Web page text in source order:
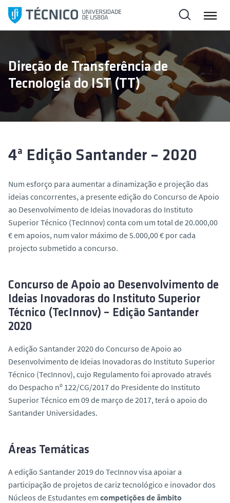
l
a
Direção de Transferência de
Tecnologia do IST (TT)
4ª Edição Santander – 2020
Num esforço para aumentar a dinamização e projeção das
ideias concorrentes, a presente edição do Concurso de Apoio
ao Desenvolvimento de Ideias Inovadoras do Instituto
Superior Técnico (TecInnov) conta com um total de 20.000,00
€ em apoios, num valor máximo de 5.000,00 € por cada
projecto submetido a concurso.
Concurso de Apoio ao Desenvolvimento de
Ideias Inovadoras do Instituto Superior
Técnico (TecInnov) – Edição Santander
2020
A edição Santander 2020 do Concurso de Apoio ao
Desenvolvimento de Ideias Inovadoras do Instituto Superior
Técnico (TecInnov), cujo Regulamento foi aprovado através
do Despacho nº 122/CG/2017 do Presidente do Instituto
Superior Técnico em 09 de março de 2017, terá o apoio do
Santander Universidades.
Áreas Temáticas
A edição Santander 2019 do TecInnov visa apoiar a
participação de projetos de cariz tecnológico e inovador dos
Núcleos de Estudantes em competições de âmbito